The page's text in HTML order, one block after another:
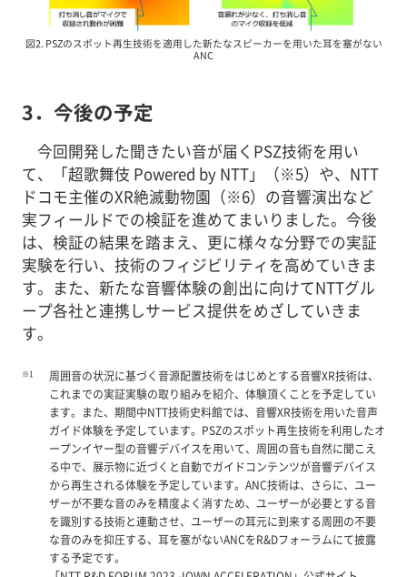
図2. PSZのスポット再生技術を適用した新たなスピーカーを用いた耳を塞がない
ANC
3．今後の予定
今回開発した聞きたい音が届くPSZ技術を用い
て、「超歌舞伎 Powered by NTT」（※5）や、NTT
ドコモ主催のXR絶滅動物園（※6）の音響演出など
実フィールドでの検証を進めてまいりました。今後
は、検証の結果を踏まえ、更に様々な分野での実証
実験を行い、技術のフィジビリティを高めていきま
す。また、新たな音響体験の創出に向けてNTTグル
ープ各社と連携しサービス提供をめざしていきま
す。
※1
周囲音の状況に基づく音源配置技術をはじめとする音響XR技術は、
これまでの実証実験の取り組みを紹介、体験頂くことを予定してい
ます。また、期間中NTT技術史料館では、音響XR技術を用いた音声
ガイド体験を予定しています。PSZのスポット再生技術を利用したオ
ープンイヤー型の音響デバイスを用いて、周囲の音も自然に聞こえ
る中で、展示物に近づくと自動でガイドコンテンツが音響デバイス
から再生される体験を予定しています。ANC技術は、さらに、ユー
ザーが不要な音のみを精度よく消すため、ユーザーが必要とする音
を識別する技術と連動させ、ユーザーの耳元に到来する周囲の不要
な音のみを抑圧する、耳を塞がないANCをR&Dフォーラムにて披露
する予定です。